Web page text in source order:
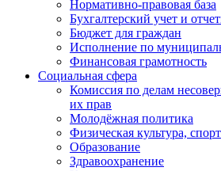
Нормативно-правовая база
Бухгалтерский учет и
Бюджет для граждан
Исполнение по
Финансовая грамотность
Социальная сфера
Комиссия по делам
их прав
Молодёжная политика
Физическая культура, спорт
Образование
Здравоохранение